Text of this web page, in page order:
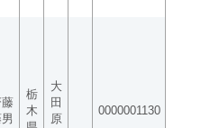
栃
木
大
田
原
0000001130